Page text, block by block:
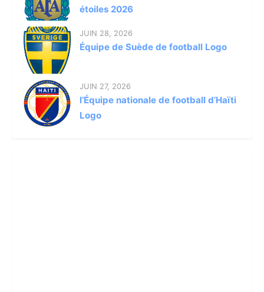
étoiles 2026
JUIN 28, 2026
Équipe de Suède de football Logo
JUIN 27, 2026
l’Équipe nationale de football d’Haïti
Logo